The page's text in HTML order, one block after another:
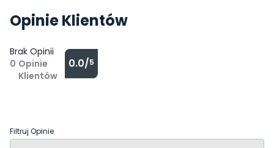
Opinie Klientów
Brak Opinii
0 Opinie
Klientów
0.0/5
Filtruj Opinie